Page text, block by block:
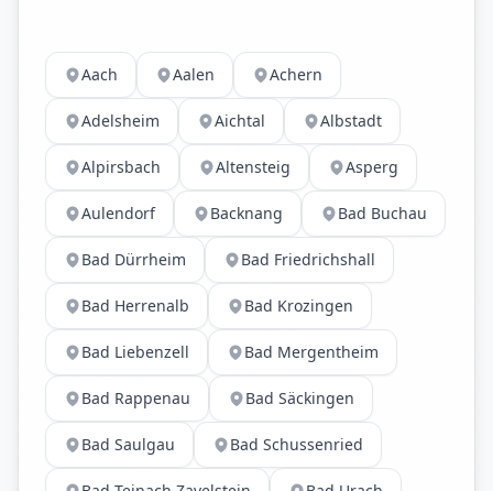
Aach Aalen Achern
Adelsheim Aichtal Albstadt
Alpirsbach Altensteig Asperg
Aulendorf Backnang Bad Buchau
Bad Dürrheim Bad Friedrichshall
Bad Herrenalb Bad Krozingen
Bad Liebenzell Bad Mergentheim
Bad Rappenau Bad Säckingen
Bad Saulgau Bad Schussenried